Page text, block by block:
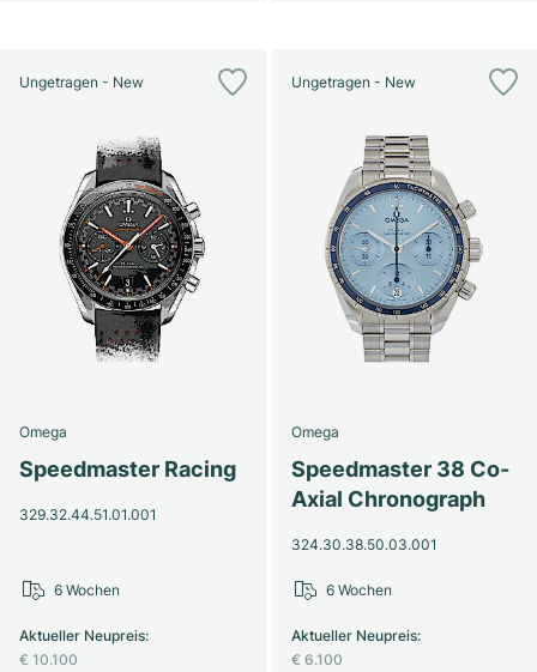
Ungetragen - New
Omega
Speedmaster Racing
329.32.44.51.01.001
Aktueller Neupreis:
€ 10.100
6 Wochen
Ungetragen - New
Omega
Speedmaster 38 Co-
Axial Chronograph
324.30.38.50.03.001
Aktueller Neupreis:
€ 6.100
6 Wochen